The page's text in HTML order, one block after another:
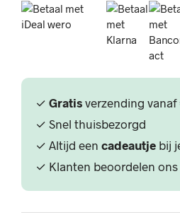
✓ Gratis verzending vanaf
✓ Snel thuisbezorgd
✓ Altijd een cadeautje bij
✓ Klanten beoordelen ons